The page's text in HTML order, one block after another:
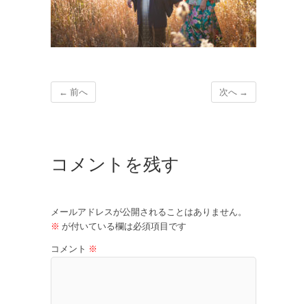
← 前へ 次へ →
コメントを残す
メールアドレスが公開されることはありません。
※ が付いている欄は必須項目です
コメント ※